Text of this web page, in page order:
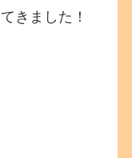
きました！